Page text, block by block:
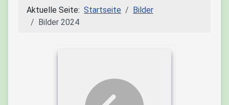
Aktuelle Seite: Startseite
Bilder
Bilder 2024